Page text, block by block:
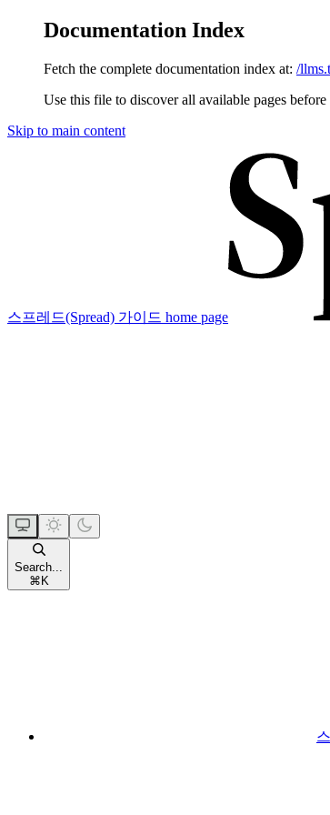
Documentation Index
Fetch the complete documentation index at: /
Use this file to discover all available pages
Skip to main content
스프레드(Spread) 가이드 home page
Search...
⌘ K